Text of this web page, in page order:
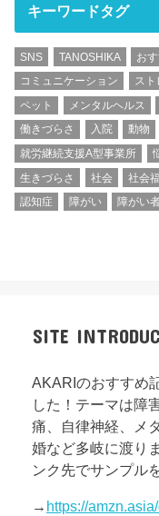
キーワードタグ
SNS TANOSHIKA おす
コミュニケーション
スト
ペット
メンタルヘルス
働きづらさ
入院 動物
就労継続支援A型事業所
生きづらさ
社会 社会
認知症
障がい 障がい
SITE
AKARIのおすすめ
した！テーマは障
痛、自律神経、メ
婚など多岐に渡り
ンク先でサンプル
→ https://